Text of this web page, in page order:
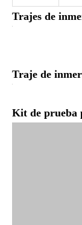
Trajes de
Traje de
Kit de prueba